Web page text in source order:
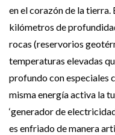
en el corazón de la
kilómetros de
rocas (reservorios
temperaturas elevadas
profundo con especiales
misma energía activa la
‘generador de
es enfriado de manera